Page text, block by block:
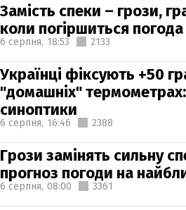
Замість спеки – грози,
коли погіршиться погода
6 серпня, 18:53 2133
Українці фіксують +50
"домашніх"
синоптики
6 серпня, 16:46 2388
Грози замінять сильну
прогноз погоди на
6 серпня, 08:00 3361